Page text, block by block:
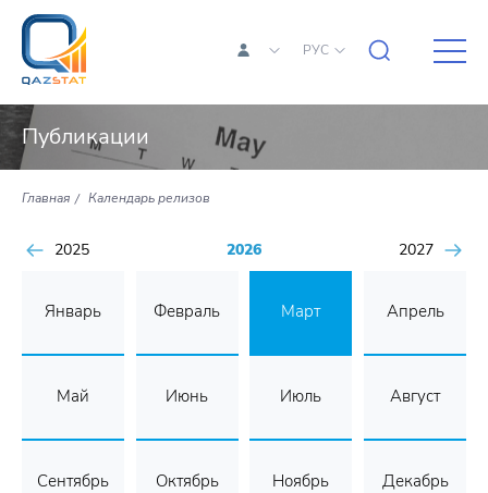
РУС
Публикации
Главная Календарь релизов
2025 2026 2027
Январь Февраль Март Апрель
Май Июнь Июль Август
Сентябрь Октябрь Ноябрь Декабрь